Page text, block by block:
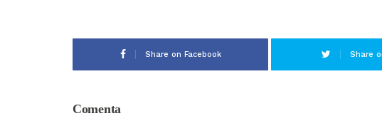
Share on Facebook Share
Comenta